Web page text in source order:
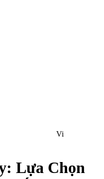
Vi
Lựa Chọn